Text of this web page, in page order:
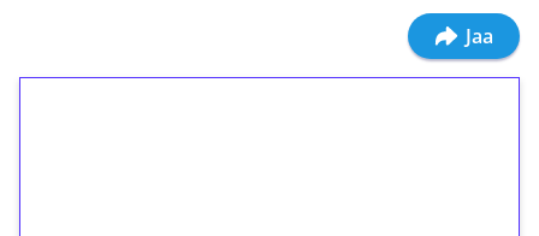
Jaa